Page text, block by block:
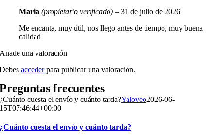
Maria(propietario verificado) – 31 de julio de 2026
Me encanta, muy útil, nos llego antes de tiempo, muy buena
calidad
Añade una valoración
Debesaccederpara publicar una valoración.
Preguntas frecuentes
¿Cuánto cuesta el envío y cuánto tarda?Yaloveo2026-06-
15T07:46:44+00:00
¿Cuánto cuesta el envío y cuánto tarda?